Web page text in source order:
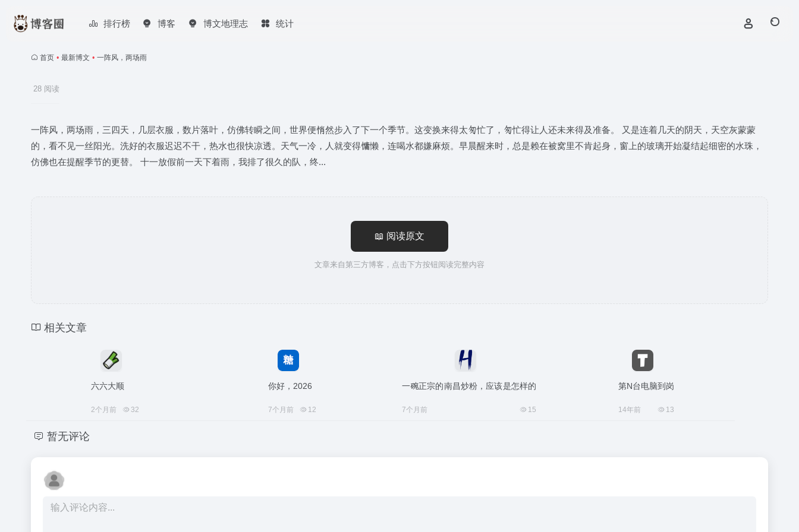
排行榜 博客 博文地理志 统计
首页 • 最新博文 • 一阵风，两场雨
28 阅读
一阵风，两场雨，三四天，几层衣服，数片落叶，仿佛转瞬之间，世界便悄然步入了下一个季节。这变换来得太匆忙了，匆忙得让人还未来得及准备。 又是连着几天的阴天，天空灰蒙蒙
的，看不见一丝阳光。洗好的衣服迟迟不干，热水也很快凉透。天气一冷，人就变得慵懒，连喝水都嫌麻烦。早晨醒来时，总是赖在被窝里不肯起身，窗上的玻璃开始凝结起细密的水珠，
仿佛也在提醒季节的更替。 十一放假前一天下着雨，我排了很久的队，终...
📖 阅读原文
文章来自第三方博客，点击下方按钮阅读完整内容
相关文章
六六大顺
2个月前 32
你好，2026
7个月前 12
一碗正宗的南昌炒粉，应该是怎样的
7个月前 15
第N台电脑到岗
14年前 13
暂无评论